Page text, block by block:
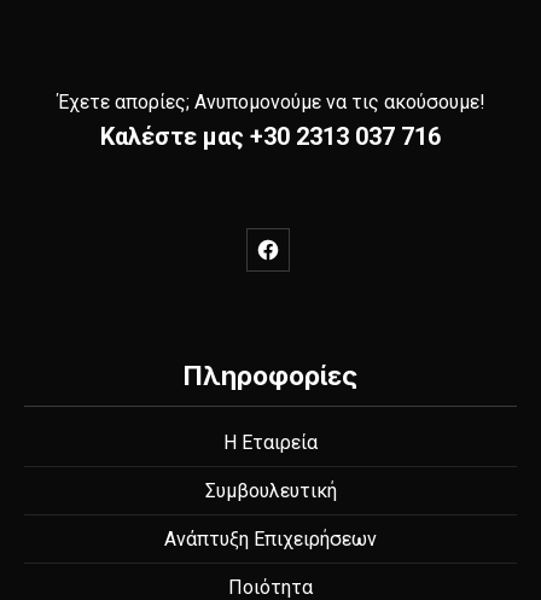
Έχετε απορίες; Ανυπομονούμε να τις ακούσουμε!
Καλέστε μας +30 2313 037 716
New Window
Πληροφορίες
Η Εταιρεία
Συμβουλευτική
Ανάπτυξη Επιχειρήσεων
Ποιότητα
ΠΡΟΗΓΟΎΜΕΝΟ